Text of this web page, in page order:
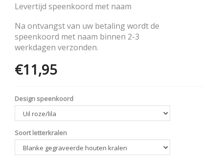
Levertijd speenkoord met naam
Na ontvangst van uw betaling wordt de
speenkoord met naam binnen 2-3
werkdagen verzonden.
€11,95
Design speenkoord
Soort letterkralen